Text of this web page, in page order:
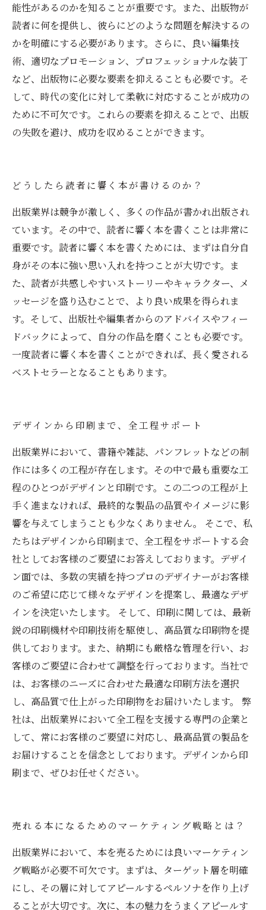
能性があるのかを知ることが重要です。また、出版物が
読者に何を提供し、彼らにどのような問題を解決するの
かを明確にする必要があります。さらに、良い編集技
術、適切なプロモーション、プロフェッショナルな装丁
など、出版物に必要な要素を抑えることも必要です。そ
して、時代の変化に対して柔軟に対応することが成功の
ために不可欠です。これらの要素を抑えることで、出版
の失敗を避け、成功を収めることができます。
どうしたら読者に響く本が書けるのか？
出版業界は競争が激しく、多くの作品が書かれ出版され
ています。その中で、読者に響く本を書くことは非常に
重要です。読者に響く本を書くためには、まずは自分自
身がその本に強い思い入れを持つことが大切です。ま
た、読者が共感しやすいストーリーやキャラクター、メ
ッセージを盛り込むことで、より良い成果を得られま
す。そして、出版社や編集者からのアドバイスやフィー
ドバックによって、自分の作品を磨くことも必要です。
一度読者に響く本を書くことができれば、長く愛される
ベストセラーとなることもあります。
デザインから印刷まで、全工程サポート
出版業界において、書籍や雑誌、パンフレットなどの制
作には多くの工程が存在します。その中で最も重要な工
程のひとつがデザインと印刷です。この二つの工程が上
手く進まなければ、最終的な製品の品質やイメージに影
響を与えてしまうことも少なくありません。 そこで、私
たちはデザインから印刷まで、全工程をサポートする会
社としてお客様のご要望にお答えしております。デザイ
ン面では、多数の実績を持つプロのデザイナーがお客様
のご希望に応じて様々なデザインを提案し、最適なデザ
インを決定いたします。 そして、印刷に関しては、最新
鋭の印刷機材や印刷技術を駆使し、高品質な印刷物を提
供しております。また、納期にも厳格な管理を行い、お
客様のご要望に合わせて調整を行っております。当社で
は、お客様のニーズに合わせた最適な印刷方法を選択
し、高品質で仕上がった印刷物をお届けいたします。 弊
社は、出版業界において全工程を支援する専門の企業と
して、常にお客様のご要望に対応し、最高品質の製品を
お届けすることを信念としております。デザインから印
刷まで、ぜひお任せください。
売れる本になるためのマーケティング戦略とは？
出版業界において、本を売るためには良いマーケティン
グ戦略が必要不可欠です。まずは、ターゲット層を明確
にし、その層に対してアピールするペルソナを作り上げ
ることが大切です。次に、本の魅力をうまくアピールす